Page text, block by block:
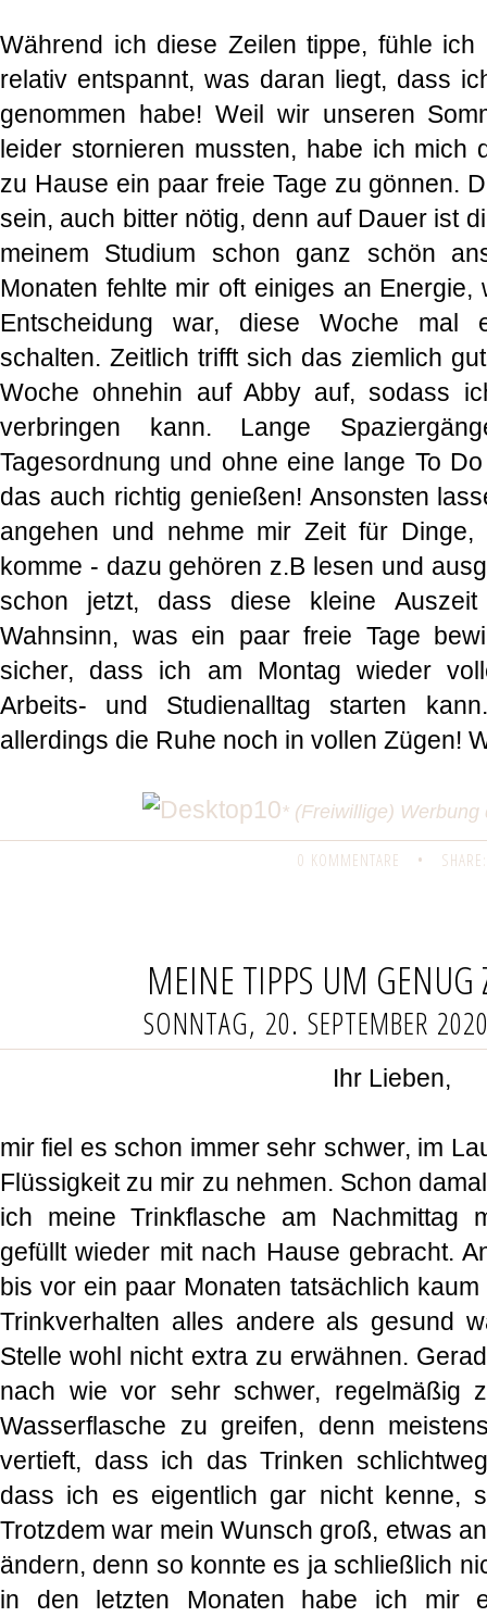
Während ich diese Zeilen tippe, fühle ich
relativ entspannt, was daran liegt, dass
genommen habe! Weil wir unseren
leider stornieren mussten, habe ich mich
zu Hause ein paar freie Tage zu gönnen.
sein, auch bitter nötig, denn auf Dauer ist
meinem Studium schon ganz schön
Monaten fehlte mir oft einiges an
Entscheidung war, diese Woche mal
schalten. Zeitlich trifft sich das ziemlich
Woche ohnehin auf Abby auf, sodass
verbringen kann. Lange
Tagesordnung und ohne eine lange To
das auch richtig genießen! Ansonsten
angehen und nehme mir Zeit für
komme - dazu gehören z.B lesen und
schon jetzt, dass diese kleine
Wahnsinn, was ein paar freie Tage
sicher, dass ich am Montag wieder
Arbeits- und Studienalltag starten
allerdings die Ruhe noch in vollen Zügen!
* (Freiwillige)
0 KOMMENTARE • SHARE:
MEINE TIPPS UM GENUG
SONNTAG, 20. SEPTEMBER
Ihr Lieben,
mir fiel es schon immer sehr schwer, im
Flüssigkeit zu mir zu nehmen. Schon
ich meine Trinkflasche am Nachmittag
gefüllt wieder mit nach Hause gebracht.
bis vor ein paar Monaten tatsächlich
Trinkverhalten alles andere als gesund
Stelle wohl nicht extra zu erwähnen.
nach wie vor sehr schwer, regelmäßig
Wasserflasche zu greifen, denn
vertieft, dass ich das Trinken
dass ich es eigentlich gar nicht kenne,
Trotzdem war mein Wunsch groß, etwas
ändern, denn so konnte es ja schließlich
in den letzten Monaten habe ich mir